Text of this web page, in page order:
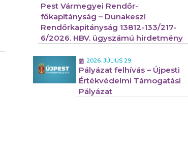
Pest Vármegyei Rendőr-
főkapitányság – Dunakeszi
Rendőrkapitányság 13812-133/217-
6/2026. HBV. ügyszámú hirdetmény
2026. JÚLIUS 29.
Pályázat felhívás – Újpesti
Értékvédelmi Támogatási
Pályázat